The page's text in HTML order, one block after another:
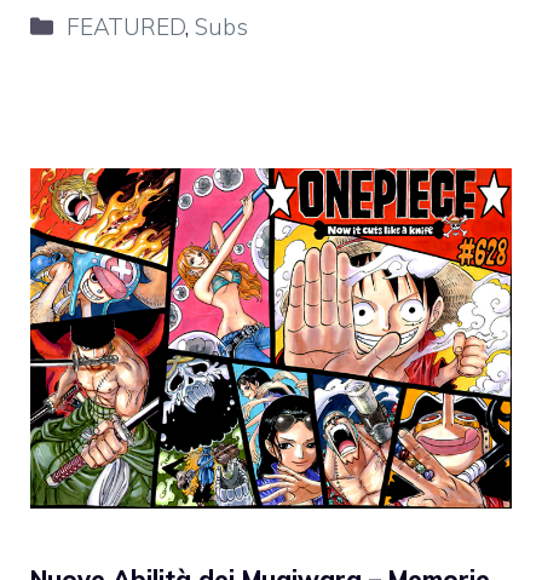
Categorie
FEATURED,Subs